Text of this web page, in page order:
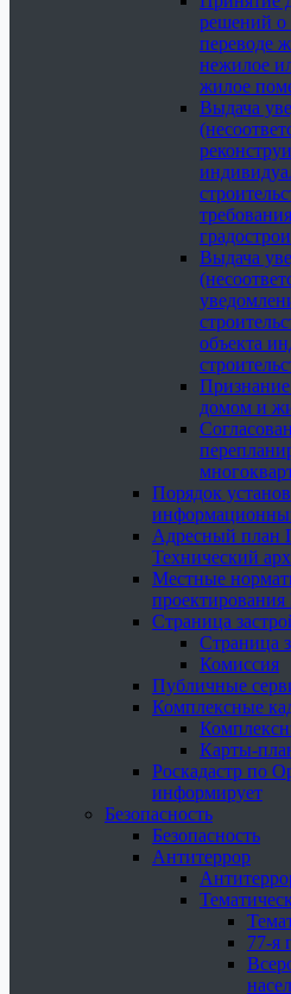
решений о
переводе
нежилое
жилое
Выдача
Выдача
объекта
домом и
Порядок
Адресный план
Технический
Местные
Страница
Страница
Комиссия
Публичные
Комплексные
Карты-
Роскадастр по
информирует
Безопасность
Безопасность
Антитеррор
77-я